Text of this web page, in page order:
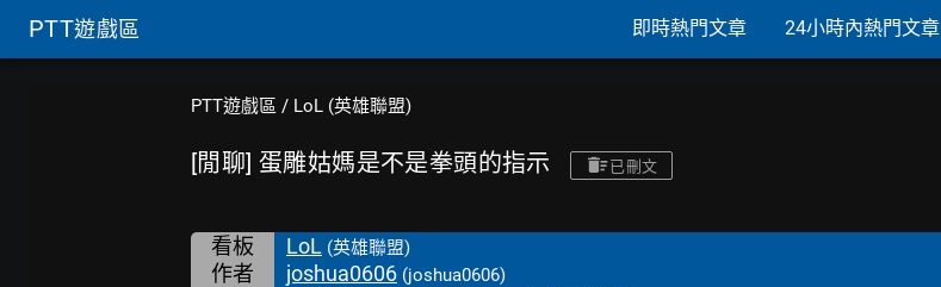
PTT遊戲區 即時熱門文章 24小時內熱門文章
PTT遊戲區 / LoL (英雄聯盟)
[閒聊] 蛋雕姑媽是不是拳頭的指示 已刪文
看板 LoL (英雄聯盟)
作者 joshua0606 (joshua0606)